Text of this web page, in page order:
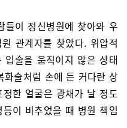
이 정신병원에 찾아와 우
관계자를 찾았다. 위압적
술을 움직이지 않은 상태
술처럼 손에 든 커다란 상
한 얼굴은 광채가 날 정도
이 비추었을 때 병원 책임